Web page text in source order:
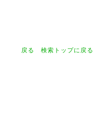
戻る 検索トップに戻る